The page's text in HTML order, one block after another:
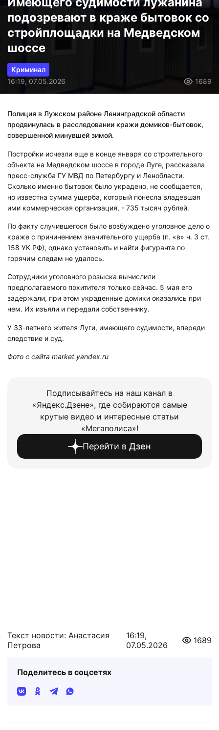
подозревают в краже бытовок со
стройплощадки на Медведском
шоссе
Криминал
16:19, 07.05.2026
1689
Полиция в Лужском районе Ленинградской области
продвинулась в расследовании кражи домиков-бытовок,
совершенной минувшей зимой.
Постройки исчезли еще в конце января со строительного
объекта на Медведском шоссе в городе Луге, рассказала
пресс-служба ГУ МВД по Петербургу и Ленобласти.
Сколько именно бытовок было украдено, не сообщается,
но известна сумма ущерба, который понесла владевшая
ими коммерческая организация, - 735 тысяч рублей.
По факту случившегося было возбуждено уголовное дело о
краже с причинением значительного ущерба (п. «в» ч. 3 ст.
158 УК РФ), однако установить и найти фигуранта по
горячим следам не удалось.
Сотрудники уголовного розыска вычислили
предполагаемого похитителя только сейчас. 5 мая его
задержали, при этом украденные домики оказались при
нем. Их изъяли и передали собственнику.
У 33-летнего жителя Луги, имеющего судимости, впереди
следствие и суд.
Фото с сайта market.yandex.ru
Подписывайтесь на наш канал в
«Яндекс.Дзене», где собираются самые
крутые видео и интересные статьи
«Мегаполиса»!
Перейти в Дзен
Текст новости: Анастасия
Петрова
16:19,
07.05.2026
1689
Поделитесь в соцсетях